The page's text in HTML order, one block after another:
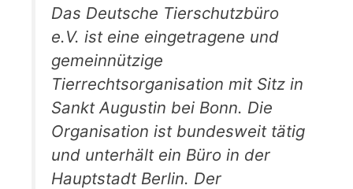
Das Deutsche Tierschutzbüro
e.V. ist eine eingetragene und
gemeinnützige
Tierrechtsorganisation mit Sitz in
Sankt Augustin bei Bonn. Die
Organisation ist bundesweit tätig
und unterhält ein Büro in der
Hauptstadt Berlin. Der